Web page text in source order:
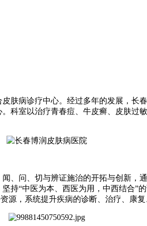
肤病诊疗中心。经过多年的发展，长
科室以治疗青春痘、牛皮癣、皮肤
、问、切与辨证施治的开拓与创新，
持“中医为本、西医为用，中西结合”
源，系统提升疾病的诊断、治疗、康复